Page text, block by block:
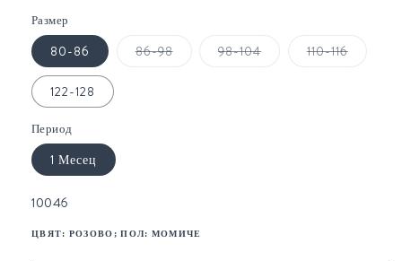
Размер
80-86 86-98Вариантът98-104Вариантът110-116
122-128
Период
1 Месец
SKU:
10046
ЦВЯТ: РОЗОВО; ПОЛ: МОМИЧЕ